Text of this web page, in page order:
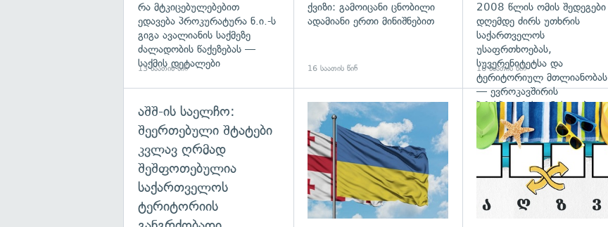
რა მტკიცებულებებით
ედავება პროკურატურა ნ.ი.-ს
გიგა ავალიანის საქმეზე
ძალადობის წაქეზებას —
საქმის დეტალები
13 საათის წინ
ქვიზი: გამოიცანი ცნობილი
ადამიანი ერთი მინიშნებით
16 საათის წინ
2008 წლის ომის შედეგები
დღემდე ძირს უთხრის
საქართველოს
უსაფრთხოებას,
სუვერენიტეტსა და
ტერიტორიულ მთლიანობას
— ევროკავშირის
პრესპიკერის განცხადება
16 საათის წინ
აშშ-ის საელჩო:
შეერთებული შტატები
კვლავ ღრმად
შეშფოთებულია
საქართველოს
ტერიტორიის
გადახედვა